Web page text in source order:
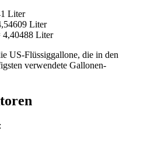
Liter
Liter
4,40488 Liter
US-Flüssiggallone, die in den
verwendete Gallonen-